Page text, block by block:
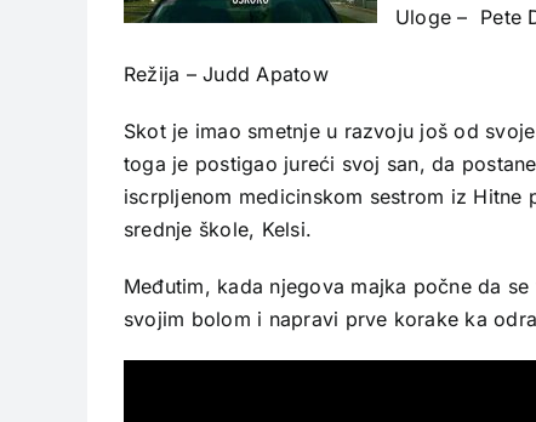
Uloge – Pete
Režija – Judd Apatow
Skot je imao smetnje u razvoju još od
toga je postigao jureći svoj san, da
iscrpljenom medicinskom sestrom iz
srednje škole, Kelsi.
Međutim, kada njegova majka počne da
svojim bolom i napravi prve korake ka